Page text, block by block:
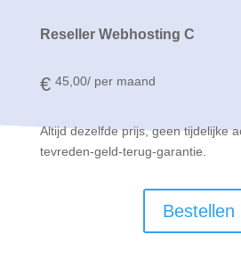
Reseller Webhosting C
€ 45,00/ per maand
Altijd dezelfde prijs, geen tijdelijke
tevreden-geld-terug-garantie.
Bestellen